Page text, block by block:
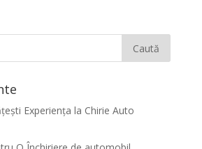
Experiența la Chirie Auto